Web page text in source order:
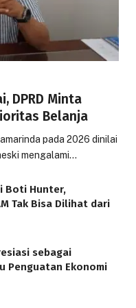
DPRD Minta
Belanja
pada 2026 dinilai
mengalami…
Boti Hunter,
Tak Bisa Dilihat dari
sebagai
Penguatan Ekonomi